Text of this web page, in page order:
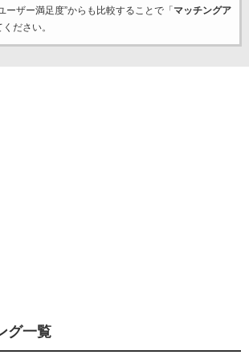
ーザー満足度”からも比較することで「 マッチングア
ださい。
グ一覧